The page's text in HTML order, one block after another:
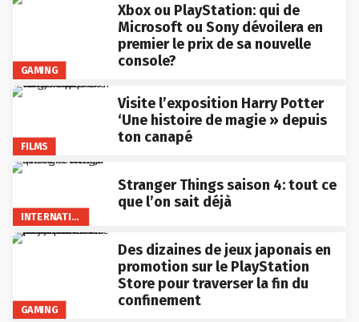
GAMING
Xbox ou PlayStation: qui de
Microsoft ou Sony dévoilera en
premier le prix de sa nouvelle
console?
FILMS
Visite l’exposition Harry Potter
‘Une histoire de magie » depuis
ton canapé
INTERNATIONAL
Stranger Things saison 4: tout ce
que l’on sait déjà
GAMING
Des dizaines de jeux japonais en
promotion sur le PlayStation
Store pour traverser la fin du
confinement